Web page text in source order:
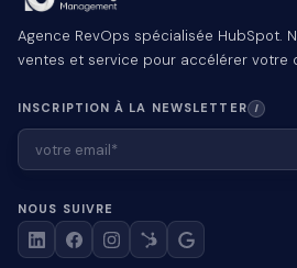
Agence RevOps spécialisée HubSpot.
ventes et service pour accélérer votre
INSCRIPTION À LA NEWSLETTER I
NOUS SUIVRE